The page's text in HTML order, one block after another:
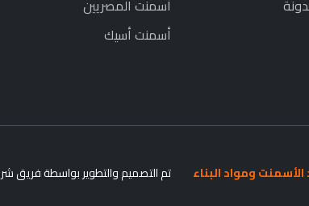
أسمنت المصريين
أسمنت أسيك
ومواد البناء تم التصميم والتطوير بواسطة فريق